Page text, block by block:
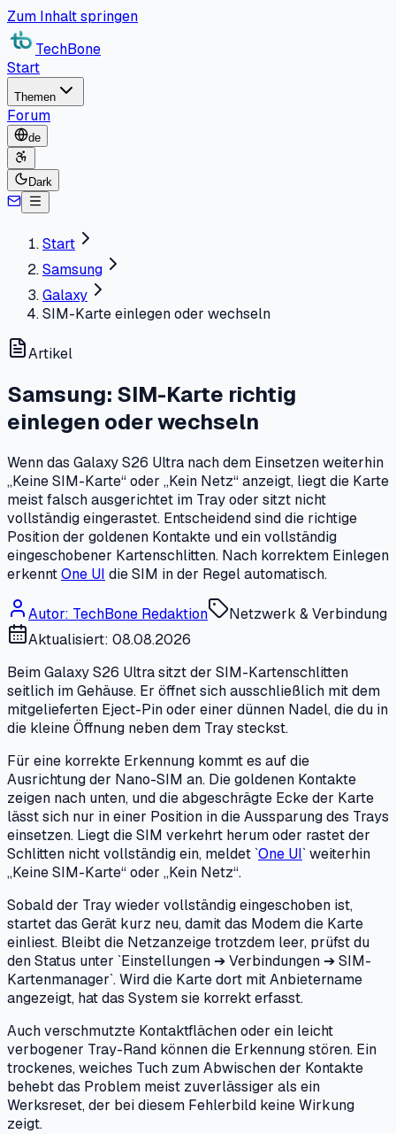
Zum Inhalt springen
TechBone
Start
Themen
Forum
de
Dark
Start
Samsung
Galaxy
SIM-Karte einlegen oder wechseln
Artikel
Samsung: SIM-Karte richtig
einlegen oder wechseln
Wenn das Galaxy S26 Ultra nach dem Einsetzen weiterhin
„Keine SIM-Karte“ oder „Kein Netz“ anzeigt, liegt die Karte
meist falsch ausgerichtet im Tray oder sitzt nicht
vollständig eingerastet. Entscheidend sind die richtige
Position der goldenen Kontakte und ein vollständig
eingeschobener Kartenschlitten. Nach korrektem Einlegen
erkenntOne UI die SIM in der Regel automatisch.
Autor: TechBone Redaktion
Netzwerk & Verbindung
Aktualisiert: 08.08.2026
Beim Galaxy S26 Ultra sitzt der SIM-Kartenschlitten
seitlich im Gehäuse. Er öffnet sich ausschließlich mit dem
mitgelieferten Eject-Pin oder einer dünnen Nadel, die du in
die kleine Öffnung neben dem Tray steckst.
Für eine korrekte Erkennung kommt es auf die
Ausrichtung der Nano-SIM an. Die goldenen Kontakte
zeigen nach unten, und die abgeschrägte Ecke der Karte
lässt sich nur in einer Position in die Aussparung des Trays
einsetzen. Liegt die SIM verkehrt herum oder rastet der
Schlitten nicht vollständig ein, meldet `One UI` weiterhin
„Keine SIM-Karte“ oder „Kein Netz“.
Sobald der Tray wieder vollständig eingeschoben ist,
startet das Gerät kurz neu, damit das Modem die Karte
einliest. Bleibt die Netzanzeige trotzdem leer, prüfst du
den Status unter `Einstellungen ➔ Verbindungen ➔ SIM-
Kartenmanager`. Wird die Karte dort mit Anbietername
angezeigt, hat das System sie korrekt erfasst.
Auch verschmutzte Kontaktflächen oder ein leicht
verbogener Tray-Rand können die Erkennung stören. Ein
trockenes, weiches Tuch zum Abwischen der Kontakte
behebt das Problem meist zuverlässiger als ein
Werksreset, der bei diesem Fehlerbild keine Wirkung
zeigt.